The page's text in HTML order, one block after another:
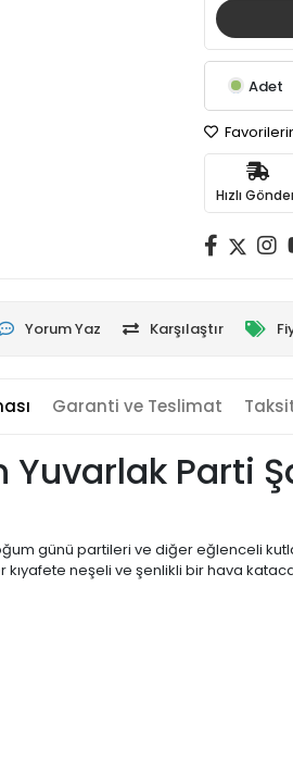
Adet
Hızlı
Yorum Yaz Karşılaştır
Garanti ve Teslimat
Parti
günü partileri ve diğer eğlenceli
neşeli ve şenlikli bir hava